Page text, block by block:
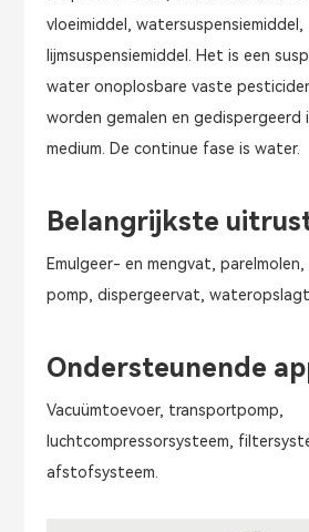
vloeimiddel, watersuspensiemiddel,
lijmsuspensiemiddel. Het is een
water onoplosbare vaste
worden gemalen en gedispergeerd
medium. De continue fase is water.
Belangrijkste
Emulgeer- en mengvat, parelmolen,
pomp, dispergeervat,
Ondersteunende
Vacuümtoevoer, transportpomp,
luchtcompressorsysteem,
afstofsysteem.